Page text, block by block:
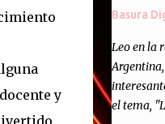
y
eso se
vivo. La
coordinar
configurar
Basura
Leo en la
el tema,